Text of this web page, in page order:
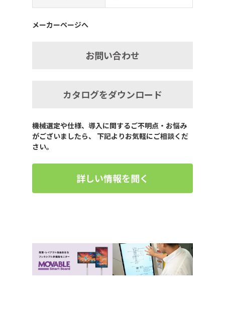
メーカーページへ
お問い合わせ
カタログをダウンロード
機械選定や仕様、導入に関するご不明点・お悩み
がございましたら、 下記よりお気軽にご相談くだ
さい。
詳しい情報を聞く